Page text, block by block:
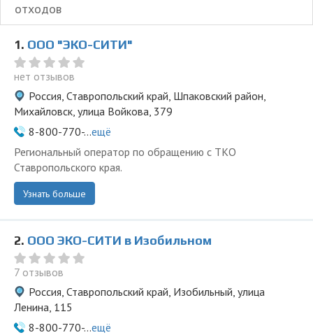
отходов
1. ООО "ЭКО-СИТИ"
нет отзывов
Россия, Ставропольский край, Шпаковский район,
Михайловск, улица Войкова, 379
8-800-770-...ещё
Региональный оператор по обращению с ТКО
Ставропольского края.
Узнать больше
2. ООО ЭКО-СИТИ в Изобильном
7 отзывов
Россия, Ставропольский край, Изобильный, улица
Ленина, 115
8-800-770-...ещё